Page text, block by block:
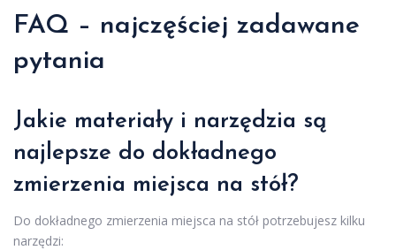
FAQ – najczęściej zadawane
pytania
Jakie materiały i narzędzia są
najlepsze do dokładnego
zmierzenia miejsca na stół?
Do dokładnego zmierzenia miejsca na stół potrzebujesz kilku
narzędzi: